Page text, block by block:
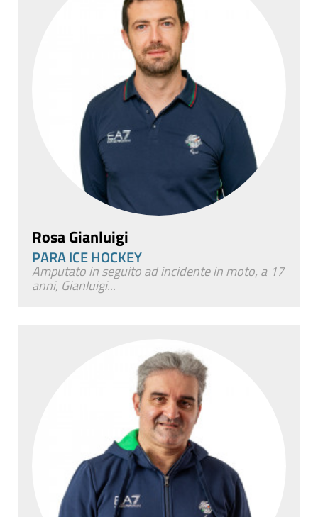
Rosa Gianluigi
PARA ICE HOCKEY
Amputato in seguito ad incidente in moto, a 17
anni, Gianluigi...